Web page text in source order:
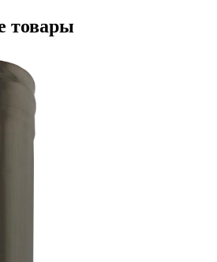
товары